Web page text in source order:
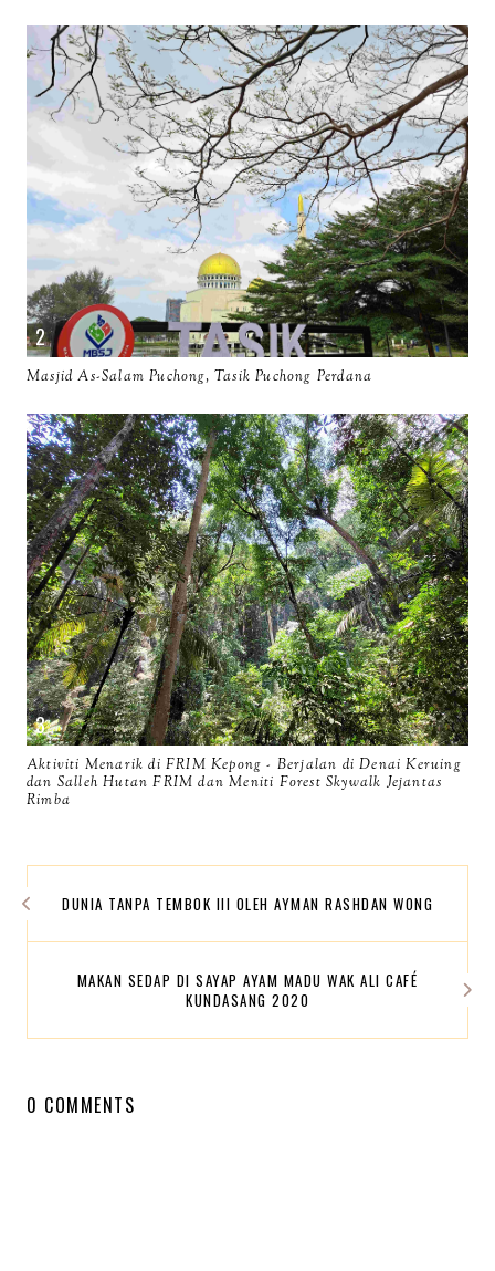
Masjid As-Salam Puchong, Tasik Puchong Perdana
Aktiviti Menarik di FRIM Kepong - Berjalan di Denai Keruing
dan Salleh Hutan FRIM dan Meniti Forest Skywalk Jejantas
Rimba
DUNIA TANPA TEMBOK III OLEH AYMAN RASHDAN WONG
MAKAN SEDAP DI SAYAP AYAM MADU WAK ALI CAFÉ
KUNDASANG 2020
0 COMMENTS